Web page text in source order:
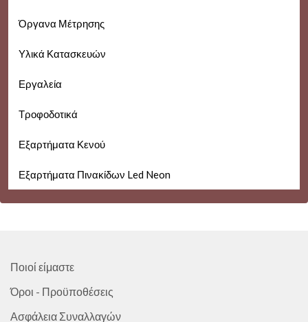
Όργανα Μέτρησης
Υλικά Κατασκευών
Εργαλεία
Τροφοδοτικά
Εξαρτήματα Κενού
Εξαρτήματα Πινακίδων Led Neon
Ποιοί είμαστε
Όροι - Προϋποθέσεις
Ασφάλεια Συναλλαγών